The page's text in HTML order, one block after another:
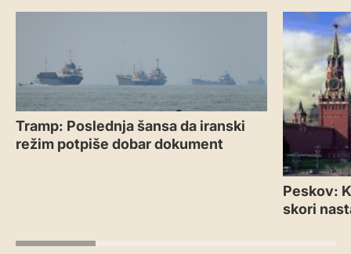
Tramp: Poslednja šansa da iranski
režim potpiše dobar dokument
Peskov:
skori